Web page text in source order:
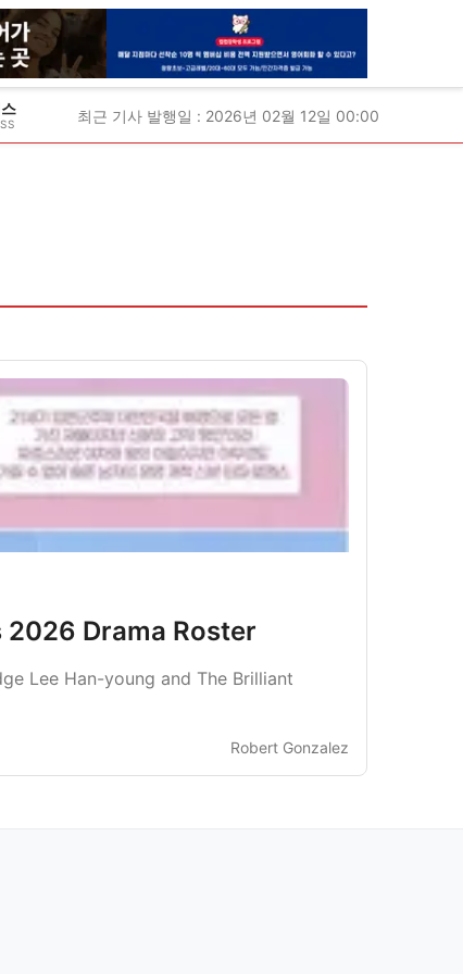
최근 기사 발행일 : 2026년 02월 12일 00:00
Drama Roster
Lee Han-young and The Brilliant
Robert Gonzalez